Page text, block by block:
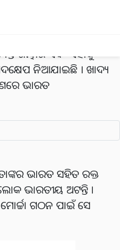
ମୋଦିଙ୍କ ନେତୃତ୍ୱରେ
ଗମ୍ଭୀର ଏବଂ ଏହାକୁ
ନିଆଯାଇଛି । ଖାଦ୍ୟ
ଭାରତ
ଭାରତ ସହିତ ରକ୍ତ
ଭାରତୀୟ ଅଟନ୍ତି ।
ଗଠନ ପାଇଁ ସେ